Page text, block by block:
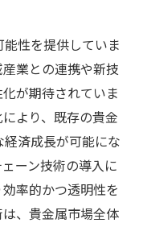
性を提供していま
業との連携や新技
が期待されていま
より、既存の貴金
済成長が可能にな
ーン技術の導入に
率的かつ透明性を
、貴金属市場全体